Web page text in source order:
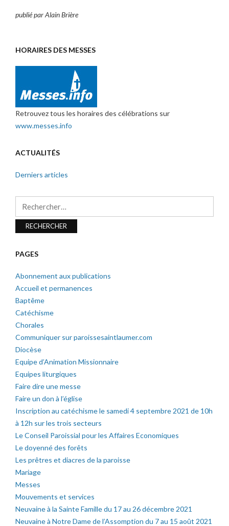
publié par Alain Brière
HORAIRES DES MESSES
Retrouvez tous les horaires des célébrations sur
www.messes.info
ACTUALITÉS
Derniers articles
PAGES
Abonnement aux publications
Accueil et permanences
Baptême
Catéchisme
Chorales
Communiquer sur paroissesaintlaumer.com
Diocèse
Equipe d’Animation Missionnaire
Equipes liturgiques
Faire dire une messe
Faire un don à l’église
Inscription au catéchisme le samedi 4 septembre 2021 de 10h
à 12h sur les trois secteurs
Le Conseil Paroissial pour les Affaires Economiques
Le doyenné des forêts
Les prêtres et diacres de la paroisse
Mariage
Messes
Mouvements et services
Neuvaine à la Sainte Famille du 17 au 26 décembre 2021
Neuvaine à Notre Dame de l’Assomption du 7 au 15 août 2021